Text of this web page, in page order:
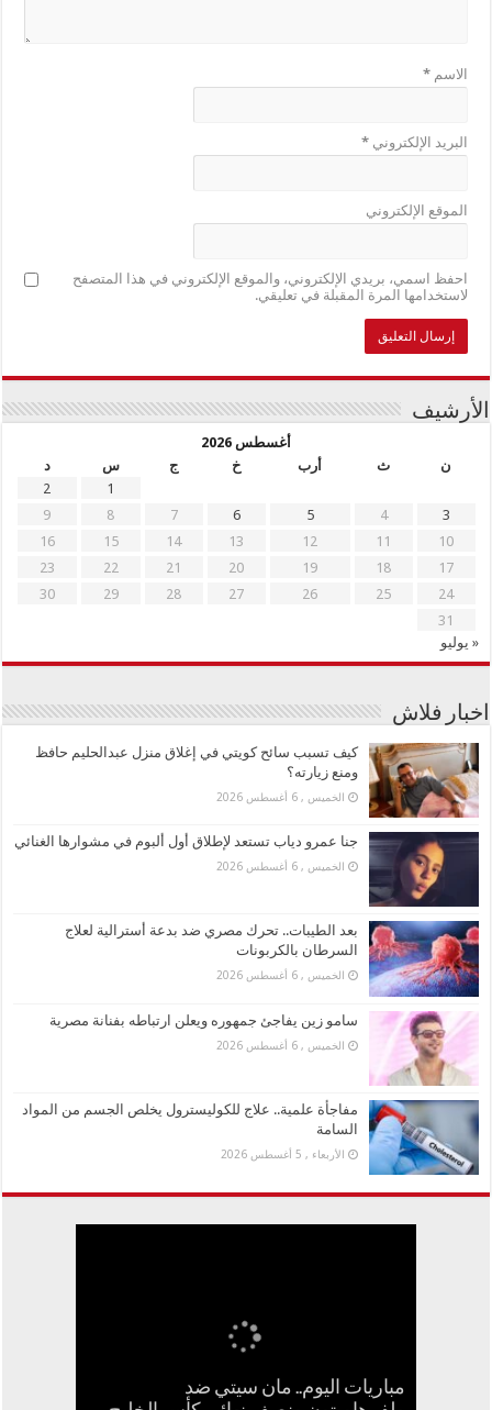
الاسم*
البريد الإلكتروني*
الموقع الإلكتروني
احفظ اسمي، بريدي الإلكتروني، والموقع الإلكتروني في هذا المتصفح
لاستخدامها المرة المقبلة في تعليقي.
الأرشيف
أغسطس 2026
ن
ث أرب خ ج س
د
1
2
3
4
5
6
7
8
9
10
11
12
13
14
15
16
17
18
19
20
21
22
23
24
25
26
27
28
29
30
31
« يوليو
اخبار فلاش
كيف تسبب سائح كويتي في إغلاق منزل عبدالحليم حافظ
ومنع زيارته؟
الخميس , 6 أغسطس 2026
جنا عمرو دياب تستعد لإطلاق أول ألبوم في مشوارها الغنائي
الخميس , 6 أغسطس 2026
بعد الطيبات.. تحرك مصري ضد بدعة أسترالية لعلاج
السرطان بالكربونات
الخميس , 6 أغسطس 2026
سامو زين يفاجئ جمهوره ويعلن ارتباطه بفنانة مصرية
الخميس , 6 أغسطس 2026
مفاجأة علمية.. علاج للكوليسترول يخلص الجسم من المواد
السامة
الأربعاء , 5 أغسطس 2026
مباريات اليوم.. مان سيتي ضد